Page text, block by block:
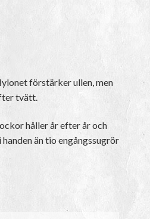
förstärker ullen, men
tvätt.
håller år efter år och
än tio engångssugrör